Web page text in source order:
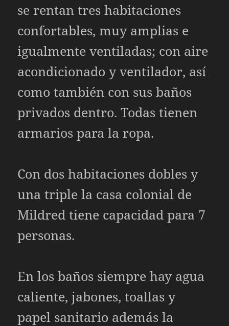
se rentan tres habitaciones
confortables, muy amplias e
igualmente ventiladas; con aire
acondicionado y ventilador, así
como también con sus baños
privados dentro. Todas tienen
armarios para la ropa.
Con dos habitaciones dobles y
una triple la casa colonial de
Mildred tiene capacidad para 7
personas.
En los baños siempre hay agua
caliente, jabones, toallas y
papel sanitario además la